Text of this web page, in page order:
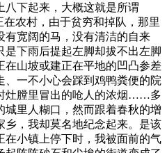
八下起来，大概这就是所谓
农村，由于贫穷和掉队，那里
有宽阔的马，没有清洁的自来
是下雨后提起左脚却拔不出左脚
在山坡或建正在平地的凹凸参差
、一不小心会踩到鸡鸭粪便的院
灶膛里冒出的呛人的浓烟……多
里人糊口，然而跟着春秋的增
乡，我却莫名地纪念起来。是该
在小镇上停下时，我被面前的气